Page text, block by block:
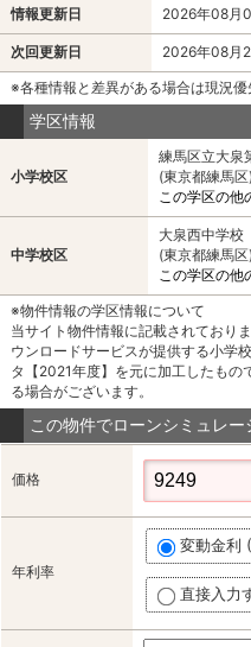
情報更新日 2026年08月
次回更新日
2026年08月
※各種情報と差異がある場合は現況
学区情報
小学校区
練馬区立大泉
(東京都練馬区)
この学区の他
中学校区
大泉西中学校
(東京都練馬区)
この学区の他
※物件情報の学区情報について
当サイト物件情報に記載されており
ウンロードサービスが提供する小学
タ【2021年度】を元に加工したもの
る場合がございます。
この物件でローンシミュレー
価格
年利率
変動金利
直接入力